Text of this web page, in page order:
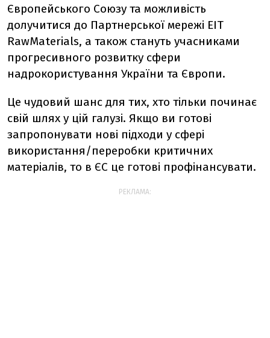
Європейського Союзу та можливість
долучитися до Партнерської мережі EIT
RawMaterials, а також стануть учасниками
прогресивного розвитку сфери
надрокористування України та Європи.
Це чудовий шанс для тих, хто тільки починає
свій шлях у цій галузі. Якщо ви готові
запропонувати нові підходи у сфері
використання/переробки критичних
матеріалів, то в ЄС це готові профінансувати.
РЕКЛАМА: